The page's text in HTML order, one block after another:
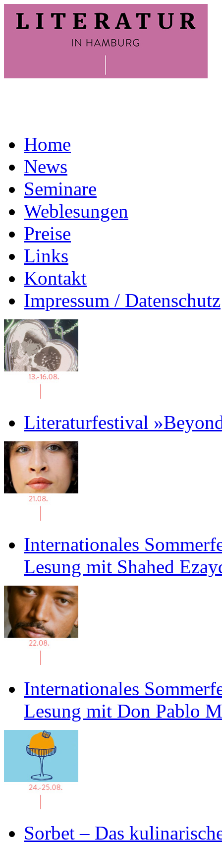
Home
News
Seminare
Weblesungen
Preise
Links
Kontakt
Impressum / Datenschutz
Literaturfestival
Internationales
Lesung mit Shahed
Internationales
Lesung mit Don Pablo
Sorbet – Das